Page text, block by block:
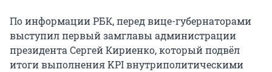
По информации РБК, перед вице-губернаторами
выступил первый замглавы администрации
президента Сергей Кириенко, который подвёл
итоги выполнения KPI внутриполитическими